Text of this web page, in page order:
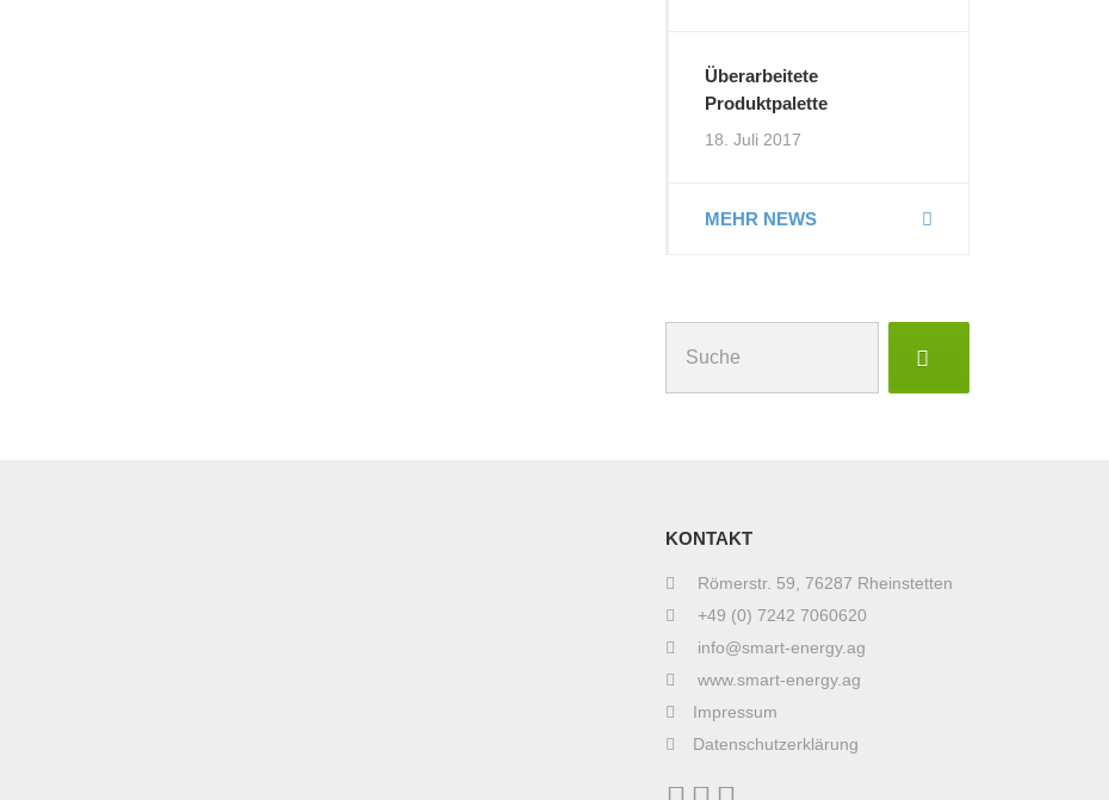
Überarbeitete
Produktpalette
18. Juli 2017
MEHR NEWS
nach:
KONTAKT
Römerstr. 59, 76287 Rheinstetten
+49 (0) 7242 7060620
info@smart-energy.ag
www.smart-energy.ag
Impressum
Datenschutzerklärung